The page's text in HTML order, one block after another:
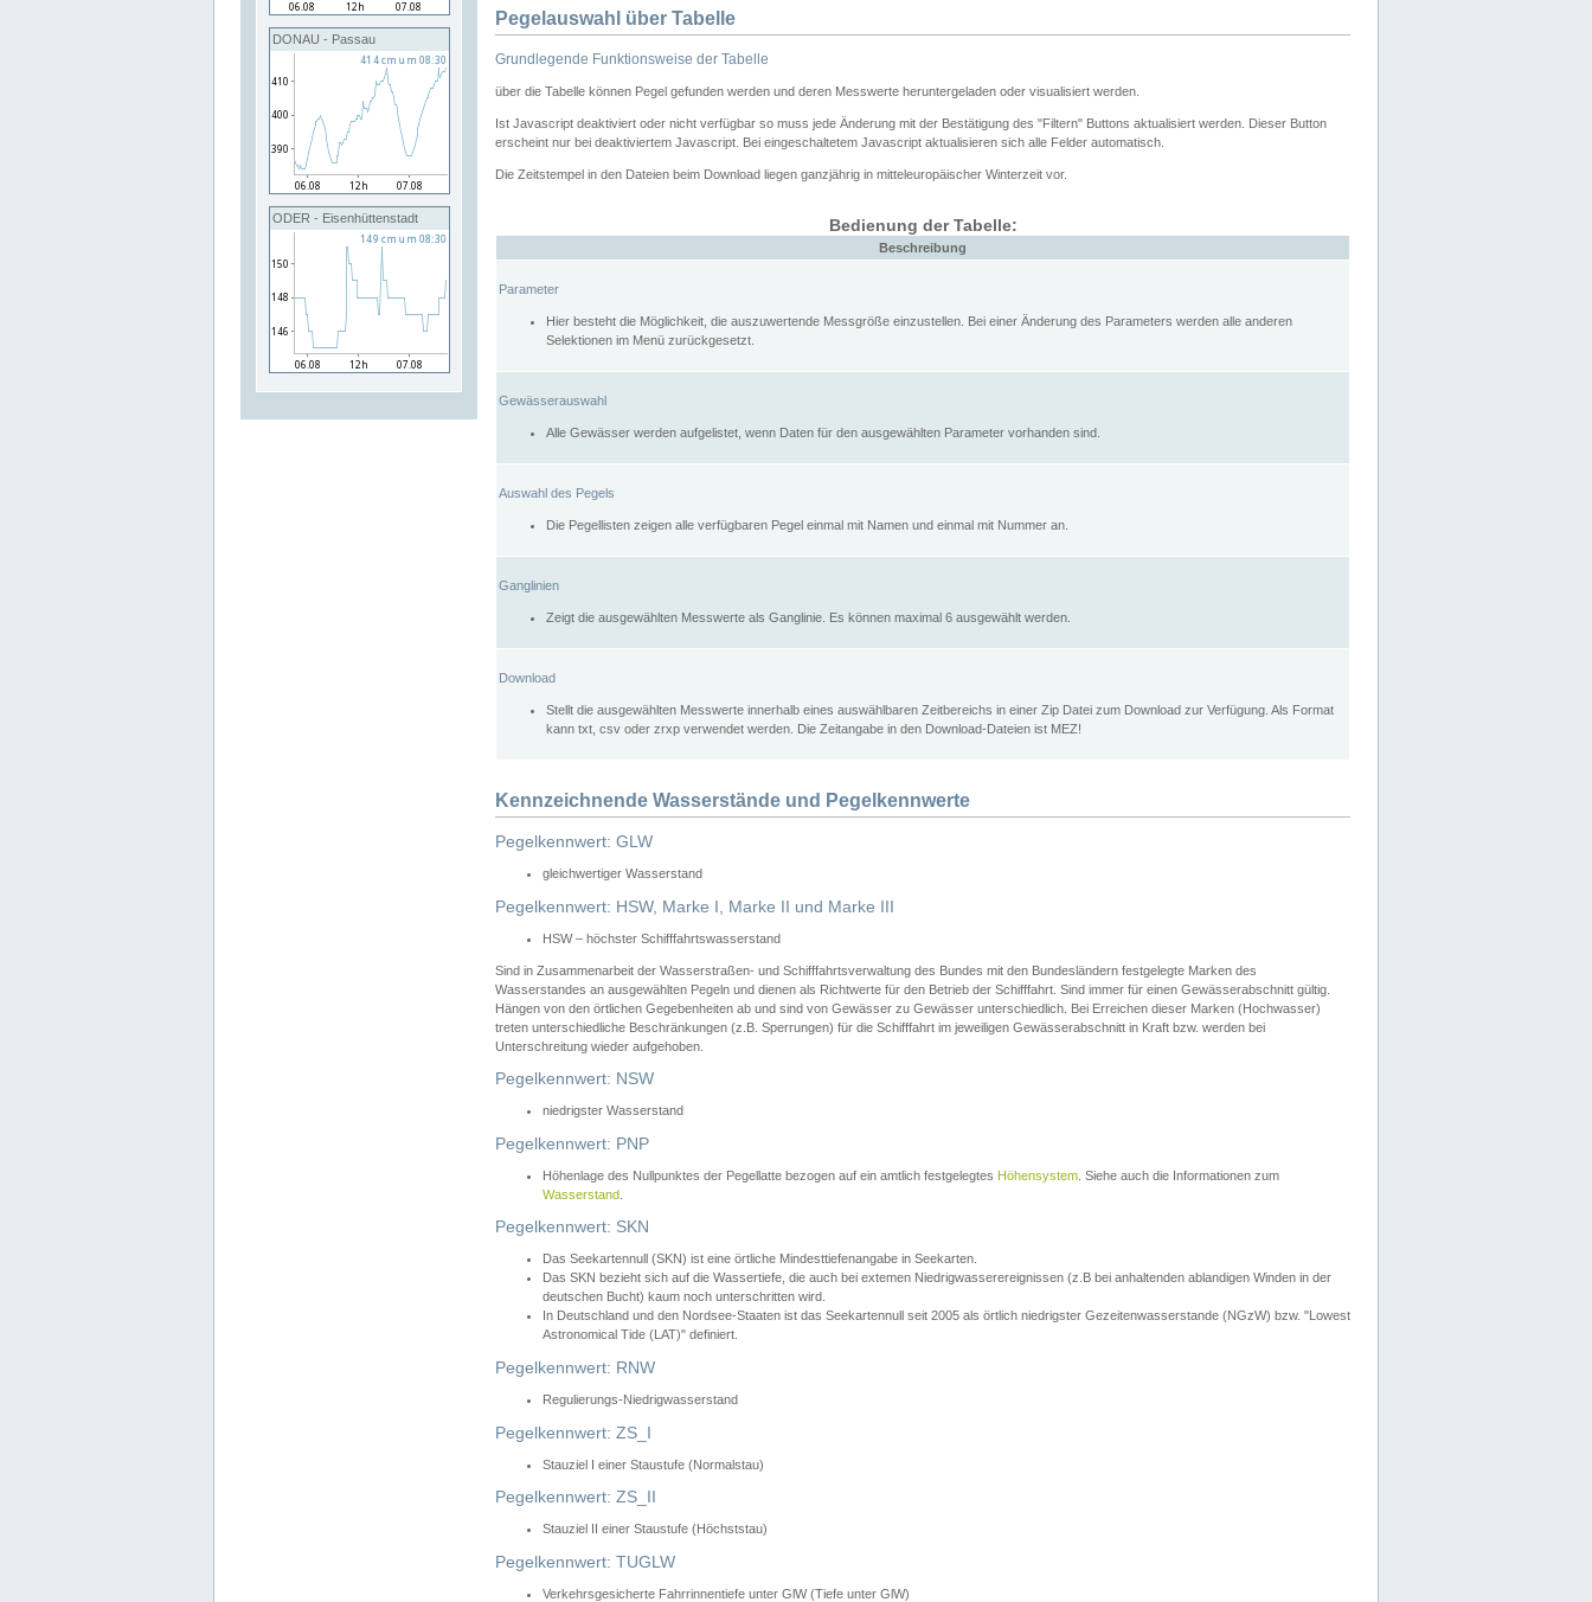
DONAU - Passau
ODER - Eisenhüttenstadt
Pegelauswahl über Tabelle
Grundlegende Funktionsweise der Tabelle
über die Tabelle können Pegel gefunden werden und deren Messwerte heruntergeladen oder visualisiert werden.
Ist Javascript deaktiviert oder nicht verfügbar so muss jede Änderung mit der Bestätigung des "Filtern" Buttons aktualisiert werden. Dieser Button
erscheint nur bei deaktiviertem Javascript. Bei eingeschaltetem Javascript aktualisieren sich alle Felder automatisch.
Die Zeitstempel in den Dateien beim Download liegen ganzjährig in mitteleuropäischer Winterzeit vor.
Bedienung der Tabelle:
Beschreibung
Parameter
Hier besteht die Möglichkeit, die auszuwertende Messgröße einzustellen. Bei einer Änderung des Parameters werden alle anderen
Selektionen im Menü zurückgesetzt.
Gewässerauswahl
Alle Gewässer werden aufgelistet, wenn Daten für den ausgewählten Parameter vorhanden sind.
Auswahl des Pegels
Die Pegellisten zeigen alle verfügbaren Pegel einmal mit Namen und einmal mit Nummer an.
Ganglinien
Zeigt die ausgewählten Messwerte als Ganglinie. Es können maximal 6 ausgewählt werden.
Download
Stellt die ausgewählten Messwerte innerhalb eines auswählbaren Zeitbereichs in einer Zip Datei zum Download zur Verfügung. Als Format
kann txt, csv oder zrxp verwendet werden. Die Zeitangabe in den Download-Dateien ist MEZ!
Kennzeichnende Wasserstände und Pegelkennwerte
Pegelkennwert: GLW
gleichwertiger Wasserstand
Pegelkennwert: HSW, Marke I, Marke II und Marke III
HSW – höchster Schifffahrtswasserstand
Sind in Zusammenarbeit der Wasserstraßen- und Schifffahrtsverwaltung des Bundes mit den Bundesländern festgelegte Marken des
Wasserstandes an ausgewählten Pegeln und dienen als Richtwerte für den Betrieb der Schifffahrt. Sind immer für einen Gewässerabschnitt gültig.
Hängen von den örtlichen Gegebenheiten ab und sind von Gewässer zu Gewässer unterschiedlich. Bei Erreichen dieser Marken (Hochwasser)
treten unterschiedliche Beschränkungen (z.B. Sperrungen) für die Schifffahrt im jeweiligen Gewässerabschnitt in Kraft bzw. werden bei
Unterschreitung wieder aufgehoben.
Pegelkennwert: NSW
niedrigster Wasserstand
Pegelkennwert: PNP
Höhenlage des Nullpunktes der Pegellatte bezogen auf ein amtlich festgelegtes Höhensystem . Siehe auch die Informationen zum
Wasserstand
Pegelkennwert: SKN
Das Seekartennull (SKN) ist eine örtliche Mindesttiefenangabe in Seekarten.
Das SKN bezieht sich auf die Wassertiefe, die auch bei extemen Niedrigwasserereignissen (z.B bei anhaltenden ablandigen Winden in der
deutschen Bucht) kaum noch unterschritten wird.
In Deutschland und den Nordsee-Staaten ist das Seekartennull seit 2005 als örtlich niedrigster Gezeitenwasserstande (NGzW) bzw. "Lowest
Astronomical Tide (LAT)" definiert.
Pegelkennwert: RNW
Regulierungs-Niedrigwasserstand
Pegelkennwert: ZS_I
Stauziel I einer Staustufe (Normalstau)
Pegelkennwert: ZS_II
Stauziel II einer Staustufe (Höchststau)
Pegelkennwert: TUGLW
Verkehrsgesicherte Fahrrinnentiefe unter GlW (Tiefe unter GlW)